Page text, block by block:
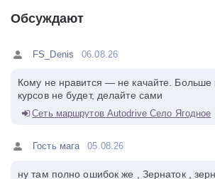
Обсуждают
FS_Denis 06.08.26
Кому не нравится — не качайте. Больше
курсов не будет, делайте сами
Сеть маршрутов Autodrive Село Ягодное
Гость мага 05.08.26
ну там полно ошибок же , Зернаток ,